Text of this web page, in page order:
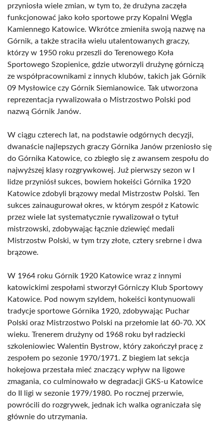
przyniosła wiele zmian, w tym to, że drużyna zaczęła
funkcjonować jako koło sportowe przy Kopalni Węgla
Kamiennego Katowice. Wkrótce zmieniła swoją nazwę na
Górnik, a także straciła wielu utalentowanych graczy,
którzy w 1950 roku przeszli do Terenowego Koła
Sportowego Szopienice, gdzie utworzyli drużynę górniczą
ze współpracownikami z innych klubów, takich jak Górnik
09 Mysłowice czy Górnik Siemianowice. Tak utworzona
reprezentacja rywalizowała o Mistrzostwo Polski pod
nazwą Górnik Janów.
W ciągu czterech lat, na podstawie odgórnych decyzji,
dwanaście najlepszych graczy Górnika Janów przeniosło się
do Górnika Katowice, co zbiegło się z awansem zespołu do
najwyższej klasy rozgrywkowej. Już pierwszy sezon w I
lidze przyniósł sukces, bowiem hokeiści Górnika 1920
Katowice zdobyli brązowy medal Mistrzostw Polski. Ten
sukces zainaugurował okres, w którym zespół z Katowic
przez wiele lat systematycznie rywalizował o tytuł
mistrzowski, zdobywając łącznie dziewięć medali
Mistrzostw Polski, w tym trzy złote, cztery srebrne i dwa
brązowe.
W 1964 roku Górnik 1920 Katowice wraz z innymi
katowickimi zespołami stworzył Górniczy Klub Sportowy
Katowice. Pod nowym szyldem, hokeiści kontynuowali
tradycje sportowe Górnika 1920, zdobywając Puchar
Polski oraz Mistrzostwo Polski na przełomie lat 60-70. XX
wieku. Trenerem drużyny od 1968 roku był radziecki
szkoleniowiec Walentin Bystrow, który zakończył pracę z
zespołem po sezonie 1970/1971. Z biegiem lat sekcja
hokejowa przestała mieć znaczący wpływ na ligowe
zmagania, co culminowało w degradacji GKS-u Katowice
do II ligi w sezonie 1979/1980. Po rocznej przerwie,
powrócili do rozgrywek, jednak ich walka ograniczała się
głównie do utrzymania.